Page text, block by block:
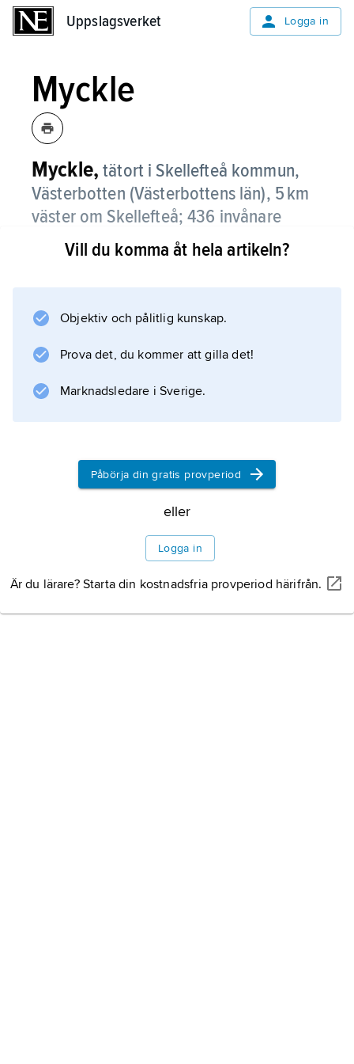
Uppslagsverket Logga in
Myckle
Myckle, tätort i Skellefteå kommun,
Västerbotten (Västerbottens län), 5 km
väster om Skellefteå;436 invånare
(2021).
förvärvsarbetande pendlar till Skellefteå.
Information om artikeln
Vill du komma åt hela artikeln?
Objektiv och pålitlig kunskap.
Prova det, du kommer att gilla det!
Marknadsledare i Sverige.
Påbörja din gratis provperiod
eller
Logga in
Är du lärare? Starta din kostnadsfria provperiod härifrån.